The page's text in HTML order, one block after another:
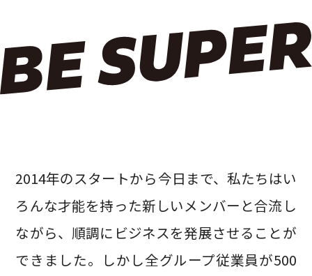
2014年のスタートから今日まで、私たちはい
ろんな才能を持った新しいメンバーと合流し
ながら、順調にビジネスを発展させることが
できました。しかし全グループ従業員が500